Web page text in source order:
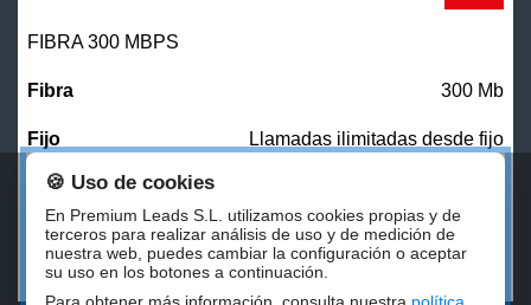
FIBRA 300 MBPS
300 Mb
Llamadas ilimitadas desde fijo
27,00 €/mes
CONTRATAR
🍪 Uso de cookies
En Premium Leads S.L. utilizamos cookies propias y de
terceros para realizar análisis de uso y de medición de
nuestra web, puedes cambiar la configuración o aceptar
su uso en los botones a continuación.